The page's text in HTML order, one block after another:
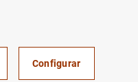
del euro
Configurar